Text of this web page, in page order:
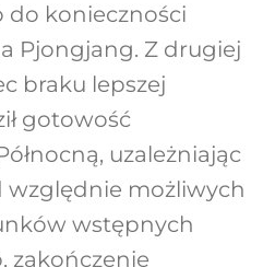
do konieczności
Pjongjang. Z drugiej
braku lepszej
gotowość
uzależniając
względnie możliwych
wstępnych
zakończenie